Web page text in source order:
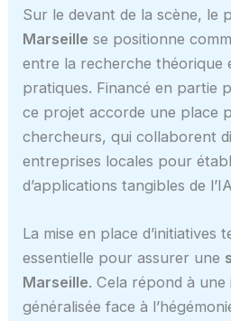
Sur le devant de la scène, le
Marseille se positionne
entre la recherche théorique
pratiques. Financé en partie
ce projet accorde une place
chercheurs, qui collaborent
entreprises locales pour
d’applications tangibles de
La mise en place d’initiatives
essentielle pour assurer une
Marseille. Cela répond à une
généralisée face à